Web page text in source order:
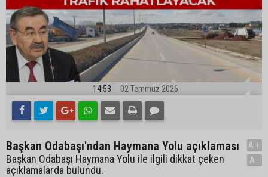
14:53 02 Temmuz 2026
Başkan Odabaşı'ndan Haymana Yolu açıklaması
Başkan Odabaşı Haymana Yolu ile ilgili dikkat çeken
açıklamalarda bulundu.
A+
A-